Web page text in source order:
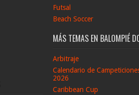
Futsal
Beach Soccer
MÁS TEMAS EN BALOMPIÉ
Arbitraje
Calendario de
2026
Caribbean Cup